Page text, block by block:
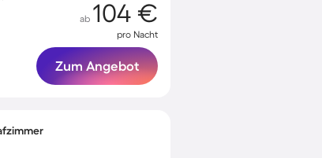
ab 104 €
pro Nacht
Zum Angebot